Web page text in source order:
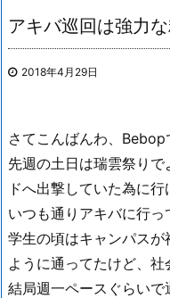
アキバ巡回は強力
2018年4月29日
さてこんばんわ、Bebop
先週の土日は瑞雲祭り
ドへ出撃していた為に
いつも通りアキバに行っ
学生の頃はキャンパス
ように通ってたけど、
結局週一ペースぐらい